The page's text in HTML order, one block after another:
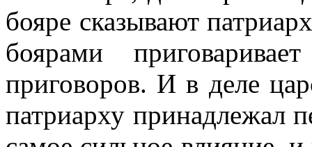
бояре сказывают
боярами
приговоров. И в деле
патриарху принадлежал